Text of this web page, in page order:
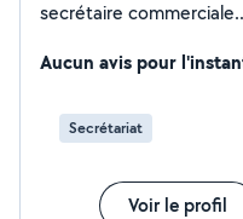
secrétaire
Aucun avis pour
Secrétariat
Voir le profil